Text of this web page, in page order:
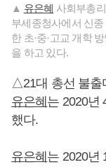
▲ 유은혜 사회부총
부세종청사에서 신
한 초·중·고교 개학
을 하고 있다.
△21대 총선 불출
유은혜 는 2020년
했다.
유은혜 는 2020년